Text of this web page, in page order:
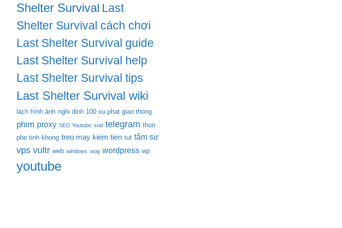
Shelter Survival Last
Shelter Survival cách chơi
Last Shelter Survival guide
Last Shelter Survival help
Last Shelter Survival tips
Last Shelter Survival wiki
lách hình ảnh nghi dinh 100 xu phat giao thong
phim proxy SEO Youtube sod telegram thon
phe tinh khong treo may kiem tien tut tâm sự
vps vultr web windows wog wordpress wp
youtube